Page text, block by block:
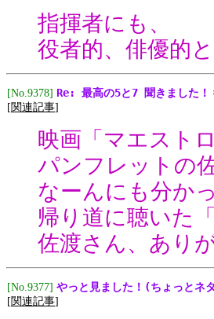
指揮者にも、
役者的、俳優的
[No.9378] Re: 最高の5と7 聞きました！
[関連記事]
映画「マエスト
パンフレットの
なーんにも分か
帰り道に聴いた
佐渡さん、あり
[No.9377] やっと見ました！(ちょっとネ
[関連記事]